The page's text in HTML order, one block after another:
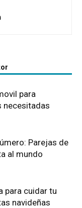
para
necesitadas
Parejas de
al mundo
para cuidar tu
navideñas